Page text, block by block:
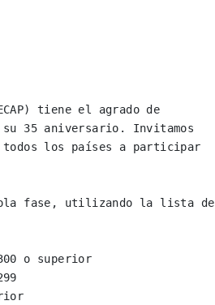
tiene el agrado de
35 aniversario. Invitamos
todos los países a participar
fase, utilizando la lista de